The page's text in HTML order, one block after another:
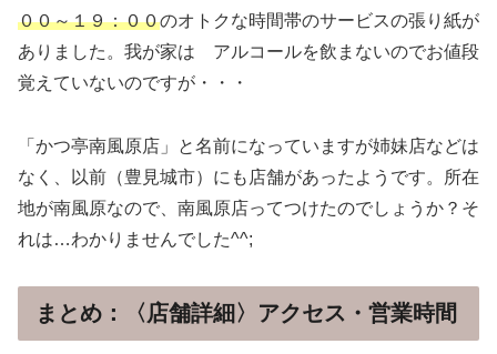
００～１９：００のオトクな時間帯のサービスの張り紙が
ありました。我が家は アルコールを飲まないのでお値段
覚えていないのですが・・・
「かつ亭南風原店」と名前になっていますが姉妹店などは
なく、以前（豊見城市）にも店舗があったようです。所在
地が南風原なので、南風原店ってつけたのでしょうか？そ
れは…わかりませんでした^^;
まとめ：〈店舗詳細〉アクセス・営業時間